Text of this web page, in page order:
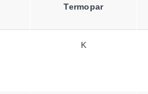
Termopar
K